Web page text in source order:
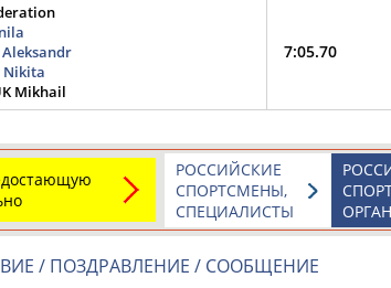
АБРАМОВА
Дмитрий
Маргарита
АБРАМОВИЧ
Aleksandr
Nikita
Mikhail
7:05.70
РОССИЙСКИЕ
СПОРТСМЕНЫ,
СПЕЦИАЛИСТЫ
/ ПОЗДРАВЛЕНИЕ / СООБЩЕНИЕ